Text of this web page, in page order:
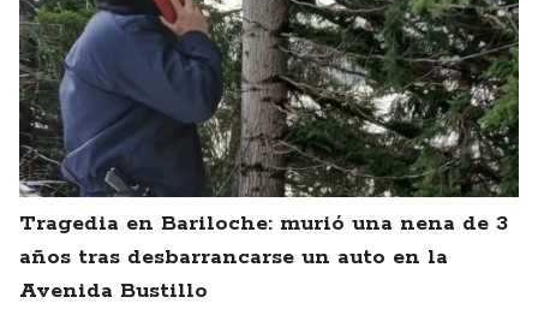
Tragedia en Bariloche: murió una nena de 3
años tras desbarrancarse un auto en la
Avenida Bustillo